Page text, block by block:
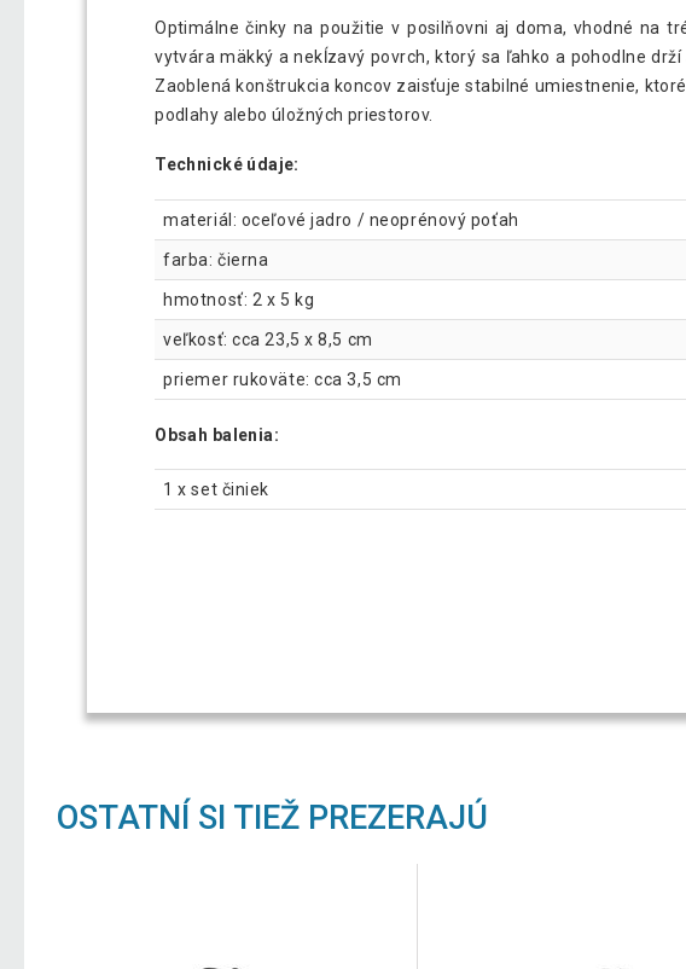
Optimálne činky na použitie v posilňovni aj doma, vhodné na
vytvára mäkký a nekĺzavý povrch, ktorý sa ľahko a pohodlne
Zaoblená konštrukcia koncov zaisťuje stabilné umiestnenie,
podlahy alebo úložných priestorov.
Technické údaje:
materiál: oceľové jadro / neoprénový poťah
farba: čierna
hmotnosť: 2 x 5 kg
veľkosť: cca 23,5 x 8,5 cm
priemer rukoväte: cca 3,5 cm
Obsah balenia:
1 x set činiek
OSTATNÍ SI TIEŽ PREZERAJÚ